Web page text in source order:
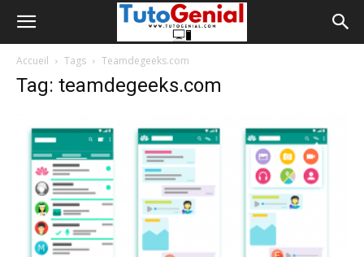
Accueil Tags Teamdegeeks.com
Tag: teamdegeeks.com